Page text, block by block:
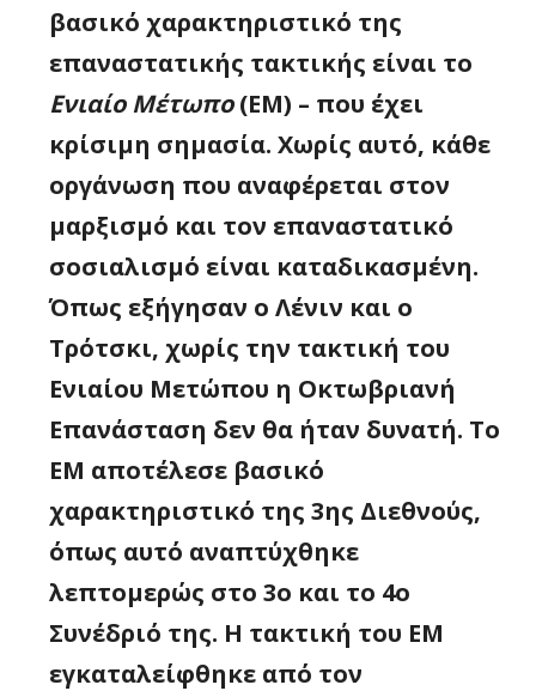
βασικό χαρακτηριστικό της
επαναστατικής τακτικής είναι το
Ενιαίο Μέτωπο(ΕΜ) – που έχει
κρίσιμη σημασία. Χωρίς αυτό, κάθε
οργάνωση που αναφέρεται στον
μαρξισμό και τον επαναστατικό
σοσιαλισμό είναι καταδικασμένη.
Όπως εξήγησαν ο Λένιν και ο
Τρότσκι, χωρίς την τακτική του
Ενιαίου Μετώπου η Οκτωβριανή
Επανάσταση δεν θα ήταν δυνατή. Το
ΕΜ αποτέλεσε βασικό
χαρακτηριστικό της 3ης Διεθνούς,
όπως αυτό αναπτύχθηκε
λεπτομερώς στο 3ο και το 4ο
Συνέδριό της. Η τακτική του ΕΜ
εγκαταλείφθηκε από τον